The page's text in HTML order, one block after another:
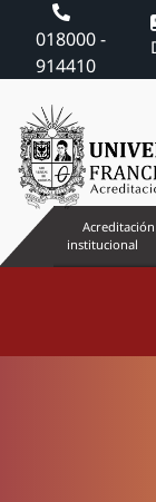
018000 -
914410
Acreditación
institucional